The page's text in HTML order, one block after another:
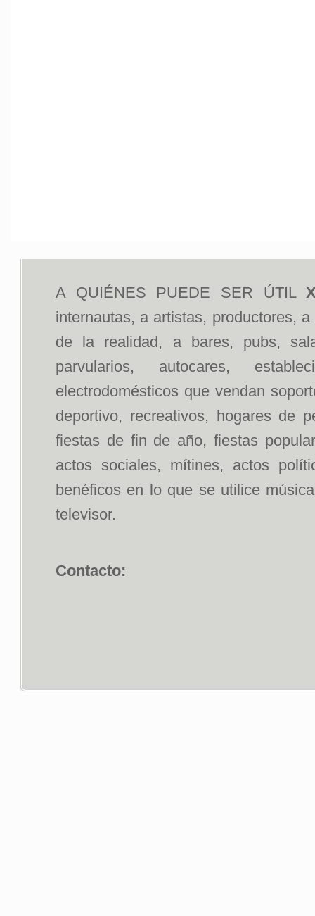
A QUIÉNES PUEDE SER ÚTIL
internautas, a artistas, productores,
de la realidad, a bares, pubs,
parvularios, autocares,
electrodomésticos que vendan
deportivo, recreativos, hogares de
fiestas de fin de año, fiestas
actos sociales, mítines, actos
benéficos en lo que se utilice
televisor.
Contacto: